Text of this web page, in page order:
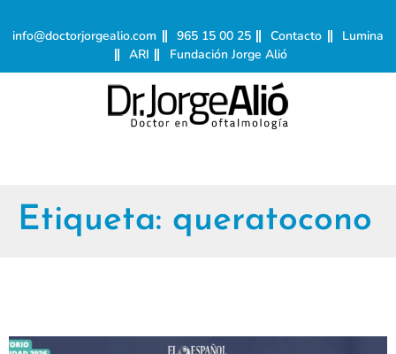
info@doctorjorgealio.com 965 15 00 25 Contacto
Lumina
ARI
Fundación Jorge Alió
Etiqueta: queratocono